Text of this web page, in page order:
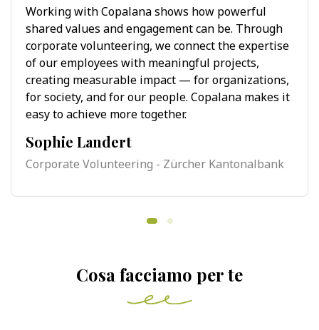
Working with Copalana shows how powerful
shared values and engagement can be. Through
corporate volunteering, we connect the expertise
of our employees with meaningful projects,
creating measurable impact — for organizations,
for society, and for our people. Copalana makes it
easy to achieve more together.
Sophie Landert
Corporate Volunteering - Zürcher Kantonalbank
Cosa facciamo per te